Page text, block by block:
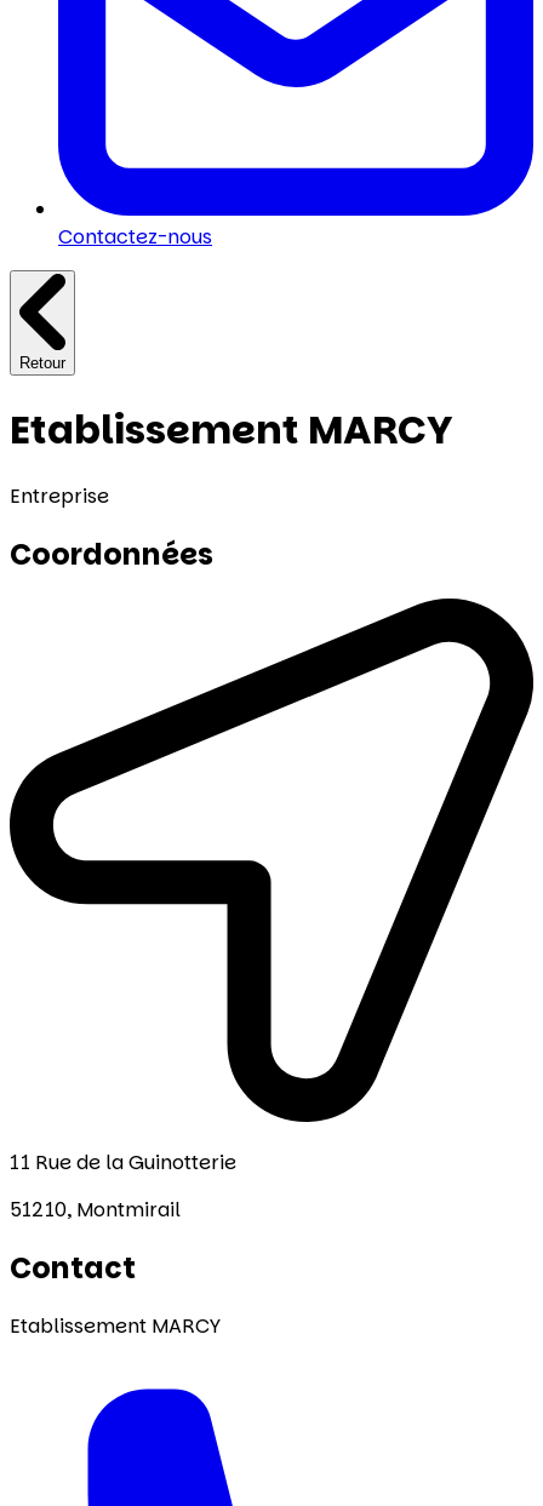
Contactez-nous
Retour
Etablissement MARCY
Entreprise
Coordonnées
11 Rue de la Guinotterie
51210, Montmirail
Contact
Etablissement MARCY